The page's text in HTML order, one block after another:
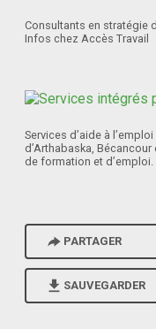
Consultants en stratégie
Infos chez Accès Travail
Services d’aide à
d’Arthabaska,
de formation et
PARTAGER
SAUVEGARDER